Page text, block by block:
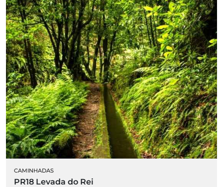
CAMINHADAS
PR18 Levada do Rei